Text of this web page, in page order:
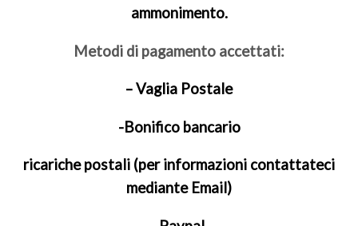
ammonimento.
Metodi di pagamento accettati:
– Vaglia Postale
-Bonifico bancario
ricariche postali (per informazioni contattateci
mediante Email)